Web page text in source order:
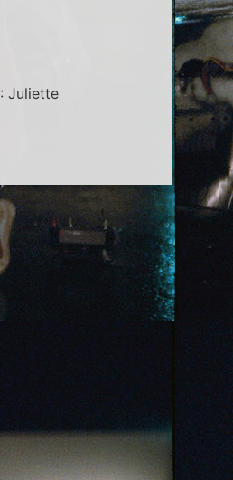
: Juliette